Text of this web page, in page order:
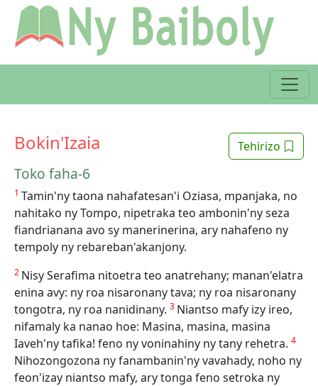
Tehirizo
Bokin'Izaia
Toko faha-6
1 Tamin'ny taona nahafatesan'i Oziasa, mpanjaka, no
nahitako ny Tompo, nipetraka teo ambonin'ny seza
fiandrianana avo sy manerinerina, ary nahafeno ny
tempoly ny rebareban'akanjony.
2 Nisy Serafima nitoetra teo anatrehany; manan'elatra
enina avy: ny roa nisaronany tava; ny roa nisaronany
tongotra, ny roa nanidinany. 3 Niantso mafy izy ireo,
nifamaly ka nanao hoe: Masina, masina, masina
Iaveh'ny tafika! feno ny voninahiny ny tany rehetra. 4
Nihozongozona ny fanambanin'ny vavahady, noho ny
feon'izay niantso mafy, ary tonga feno setroka ny